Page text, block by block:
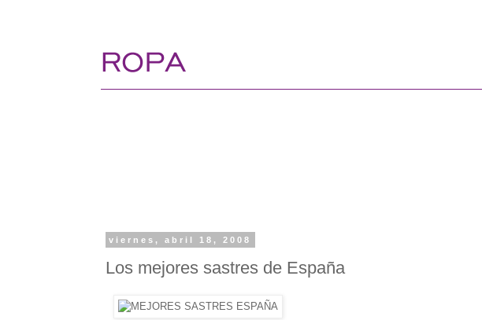
viernes, abril 18, 2008
Los mejores sastres de España